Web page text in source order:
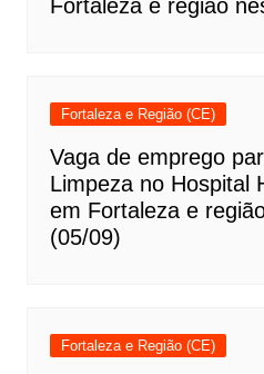
Fortaleza e região
Fortaleza e Região (CE)
Vaga de emprego
Limpeza no Hospital
em Fortaleza e
(05/09)
Fortaleza e Região (CE)